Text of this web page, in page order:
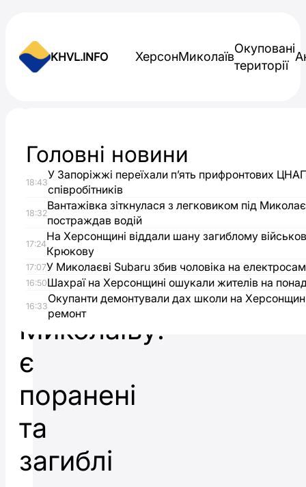
KHVL.INFO ХерсонМиколаїв
Окуповані
території
Вночі
російські
БПЛА
вдарили
по
Миколаїву:
є
поранені
та
загиблі
Головні новини
18:43
У Запоріжжі переїхали п’ять прифронтових
співробітників
18:32
Вантажівка зіткнулася з легковиком під
постраждав водій
17:24
На Херсонщині віддали шану загиблому
Крюкову
17:07У Миколаєві Subaru збив чоловіка на
16:50Шахраї на Херсонщині ошукали жителів на
16:33
Окупанти демонтували дах школи на
ремонт